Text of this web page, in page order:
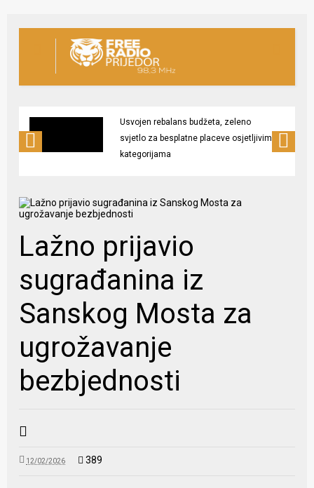
Usvojen rebalans budžeta, zeleno
svjetlo za besplatne placeve osjetljivim
kategorijama
Lažno prijavio
sugrađanina iz
Sanskog Mosta za
ugrožavanje
bezbjednosti
12/02/2026 389